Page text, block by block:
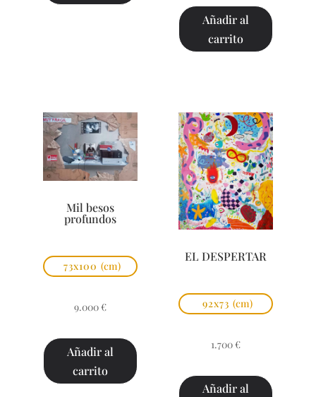
Añadir al
carrito
Mil besos
profundos
73x100 (cm)
9.000 €
Añadir al
carrito
EL DESPERTAR
92x73 (cm)
1.700 €
Añadir al